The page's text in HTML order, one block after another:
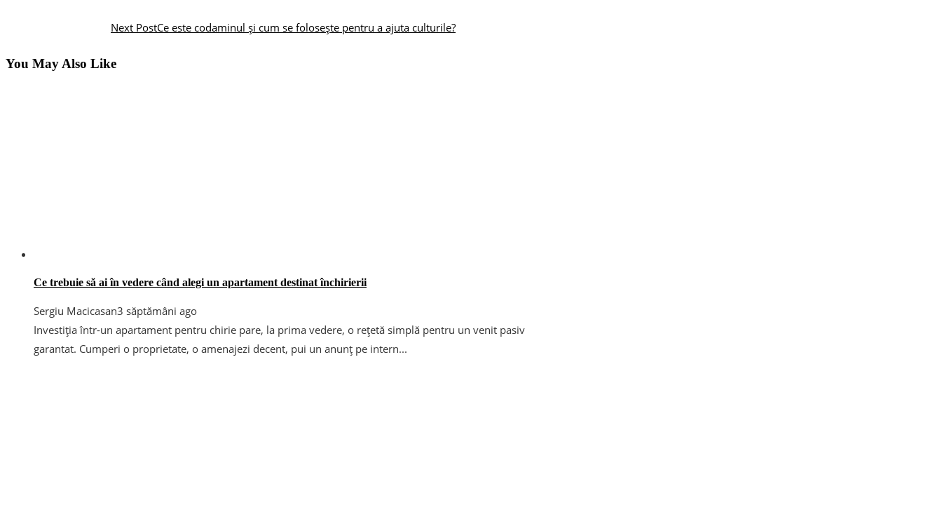
Next PostCe este codaminul și cum se folosește pentru a ajuta culturile?
You May Also Like
Ce trebuie să ai în vedere când alegi un apartament destinat închirierii
Sergiu Macicasan3 săptămâni ago
Investiția într-un apartament pentru chirie pare, la prima vedere, o rețetă simplă pentru un venit pasiv
garantat. Cumperi o proprietate, o amenajezi decent, pui un anunț pe intern...